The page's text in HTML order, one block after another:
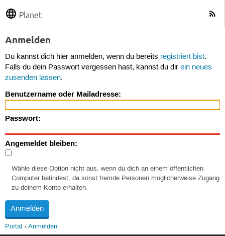
Planet
Anmelden
Du kannst dich hier anmelden, wenn du bereits registriert bist.
Falls du dein Passwort vergessen hast, kannst du dir ein neues
zusenden lassen.
Benutzername oder Mailadresse:
Passwort:
Angemeldet bleiben:
Wähle diese Option nicht aus, wenn du dich an einem öffentlichen
Computer befindest, da sonst fremde Personen möglicherweise Zugang
zu deinem Konto erhalten.
Portal Anmelden